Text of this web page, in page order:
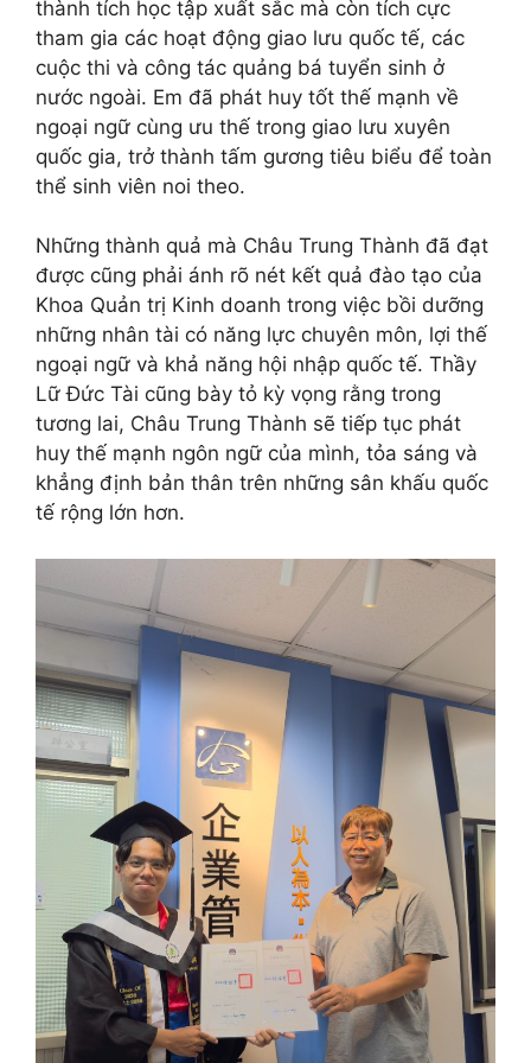
thành tích học tập xuất sắc mà còn tích cực
tham gia các hoạt động giao lưu quốc tế, các
cuộc thi và công tác quảng bá tuyển sinh ở
nước ngoài. Em đã phát huy tốt thế mạnh về
ngoại ngữ cùng ưu thế trong giao lưu xuyên
quốc gia, trở thành tấm gương tiêu biểu để toàn
thể sinh viên noi theo.
Những thành quả mà Châu Trung Thành đã đạt
được cũng phải ánh rõ nét kết quả đào tạo của
Khoa Quản trị Kinh doanh trong việc bồi dưỡng
những nhân tài có năng lực chuyên môn, lợi thế
ngoại ngữ và khả năng hội nhập quốc tế. Thầy
Lữ Đức Tài cũng bày tỏ kỳ vọng rằng trong
tương lai, Châu Trung Thành sẽ tiếp tục phát
huy thế mạnh ngôn ngữ của mình, tỏa sáng và
khẳng định bản thân trên những sân khấu quốc
tế rộng lớn hơn.